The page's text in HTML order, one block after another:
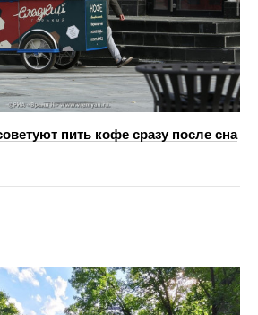
пить кофе сразу после сна